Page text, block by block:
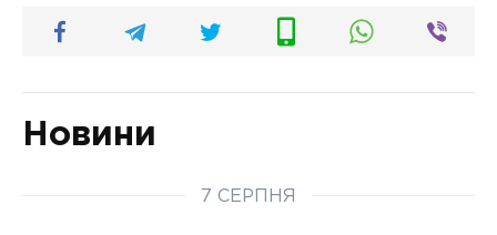
Новини
7 СЕРПНЯ